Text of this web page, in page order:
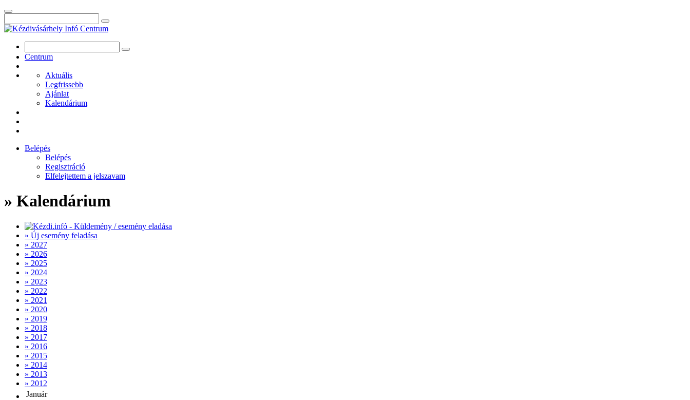
Centrum
Aktuális
Legfrissebb
Ajánlat
Kalendárium
Belépés
Belépés
Regisztráció
Elfelejtettem a jelszavam
» Kalendárium
» Új esemény feladása
» 2027
» 2026
» 2025
» 2024
» 2023
» 2022
» 2021
» 2020
» 2019
» 2018
» 2017
» 2016
» 2015
» 2014
» 2013
» 2012
Január